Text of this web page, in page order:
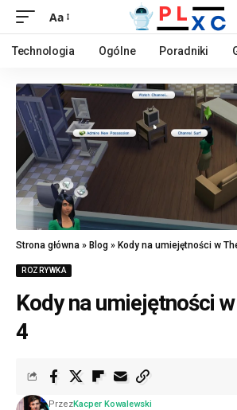
Aa
Technologia Ogólne Poradniki
Strona główna » Blog » Kody na umiejętności w
ROZRYWKA
Kody na umiejętności
4
PrzezKacper Kowalewski